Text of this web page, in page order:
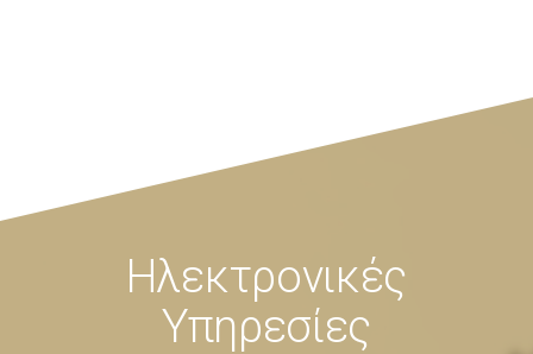
Ηλεκτρονικές
Υπηρεσίες